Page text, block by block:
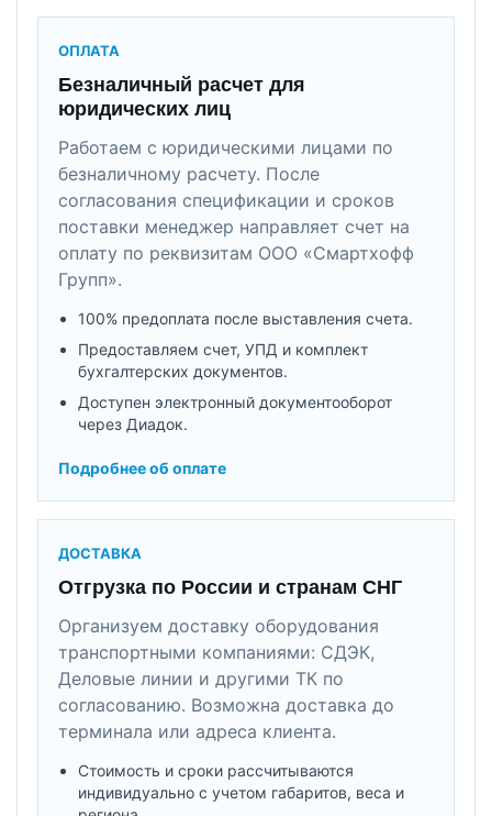
ОПЛАТА
Безналичный расчет для
юридических лиц
Работаем с юридическими лицами по
безналичному расчету. После
согласования спецификации и сроков
поставки менеджер направляет счет на
оплату по реквизитам ООО «Смартхофф
Групп».
100% предоплата после выставления счета.
Предоставляем счет, УПД и комплект
бухгалтерских документов.
Доступен электронный документооборот
через Диадок.
Подробнее об оплате
ДОСТАВКА
Отгрузка по России и странам СНГ
Организуем доставку оборудования
транспортными компаниями: СДЭК,
Деловые линии и другими ТК по
согласованию. Возможна доставка до
терминала или адреса клиента.
Стоимость и сроки рассчитываются
индивидуально с учетом габаритов, веса и